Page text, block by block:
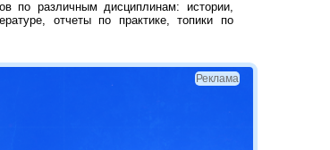
по различным дисциплинам: истории,
отчеты по практике, топики по
Реклама